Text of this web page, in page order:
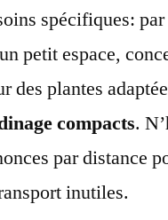
spécifiques:
petit espace,
des plantes
compacts.
par distance
inutiles.